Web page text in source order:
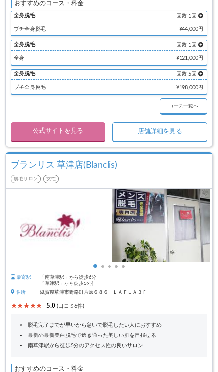
おすすめのコース・料金
全身脱毛 回数 1回
プチ全身脱毛 ¥44,000円
全身脱毛 回数 1回
全身 ¥121,000円
全身脱毛 回数 5回
プチ全身脱毛 ¥198,000円
コース一覧へ
公式サイトを見る 店舗詳細を見る
ブランリス 草津店(Blanclis)
脱毛サロン 女性
最寄駅
「南草津駅」から徒歩6分
「草津駅」から徒歩39分
住所
滋賀県草津市野路町片原６８６ ＬＡＦＬＡ３Ｆ
5.0 (口コミ6件)
脱毛完了までが早いから急いで脱毛したい人におすすめ
最新の最新美白脱毛で透き通った美しい肌を目指せる
南草津駅から徒歩5分のアクセス性の良いサロン
おすすめのコース・料金